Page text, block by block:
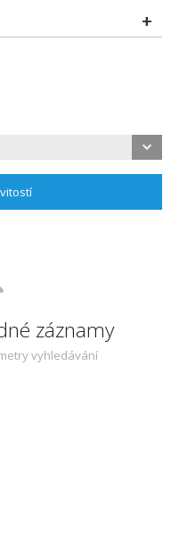
záznamy
vyhledávání